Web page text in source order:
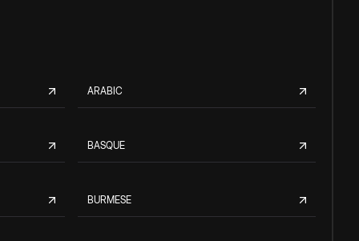
ARABIC
BASQUE
BURMESE